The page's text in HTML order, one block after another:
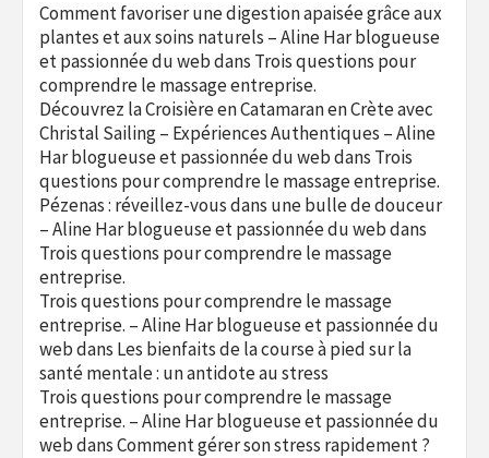
Comment favoriser une digestion apaisée grâce aux
plantes et aux soins naturels – Aline Har blogueuse
et passionnée du webdans Trois questions pour
comprendre le massage entreprise.
Découvrez la Croisière en Catamaran en Crète avec
Christal Sailing – Expériences Authentiques – Aline
Har blogueuse et passionnée du webdans Trois
questions pour comprendre le massage entreprise.
Pézenas : réveillez-vous dans une bulle de douceur
– Aline Har blogueuse et passionnée du webdans
Trois questions pour comprendre le massage
entreprise.
Trois questions pour comprendre le massage
entreprise. – Aline Har blogueuse et passionnée du
webdans Les bienfaits de la course à pied sur la
santé mentale : un antidote au stress
Trois questions pour comprendre le massage
entreprise. – Aline Har blogueuse et passionnée du
webdansComment gérer son stress rapidement ?